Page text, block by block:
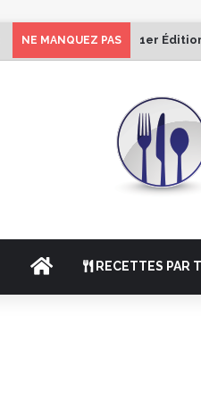
NE MANQUEZ PAS 1er
ACCUEILRECETTES PAR